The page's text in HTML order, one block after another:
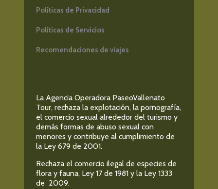
Políticas de Privacidad
Políticas de Servicios
Recomendaciones de viajes
La Agencia Operadora PaseoVallenato
Tour, rechaza la explotación, la pornografía,
el comercio sexual alrededor del turismo y
demás formas de abuso sexual con
menores y contribuye al cumplimiento de
la Ley 679 de 2001.
Rechaza el comercio ilegal de especies de
flora y fauna, Ley 17 de 1981 y la Ley 1333
de 2009.